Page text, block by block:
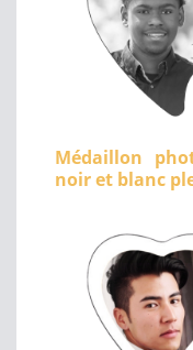
Médaillon
noir et blanc